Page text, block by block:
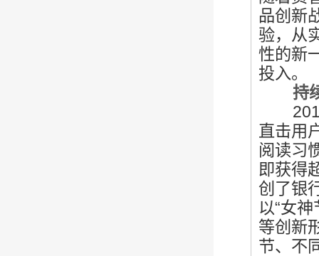
品创新
验，从
性的新
投入。
持续
2016
直击用
阅读习
即获得
创了银
以“女
等创新
节、不